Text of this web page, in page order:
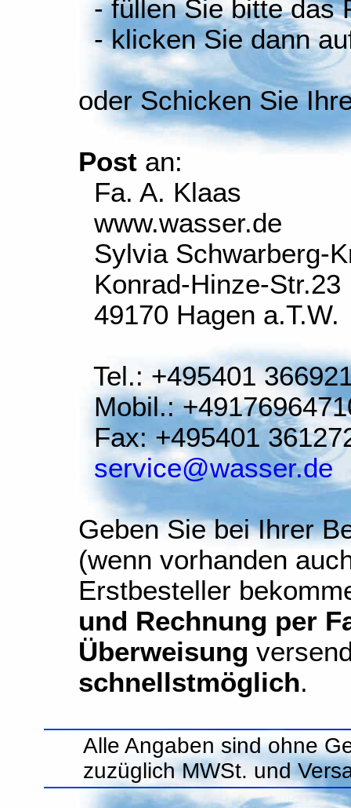
- füllen Sie bitte das
- klicken Sie dann
oder Schicken Sie
Postan:
Fa. A. Klaas
www.wasser.de
Sylvia Schwarberg-
Konrad-Hinze-Str.23
49170 Hagen a.T.W.
Tel.: +495401
Mobil.:
Fax: +495401
service@wasser.de
Geben Sie bei Ihrer
(wenn vorhanden
Erstbesteller
und Rechnung per
Überweisung
schnellstmöglich.
Alle Angaben sind ohne
zuzüglich MWSt. und